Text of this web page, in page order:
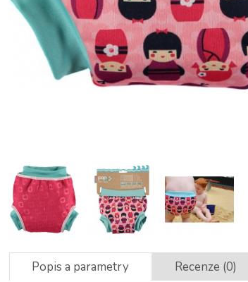
Popis a parametry Recenze (0)